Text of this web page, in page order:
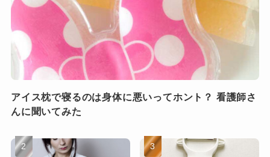
アイス枕で寝るのは身体に悪いってホント？ 看護師さ
んに聞いてみた